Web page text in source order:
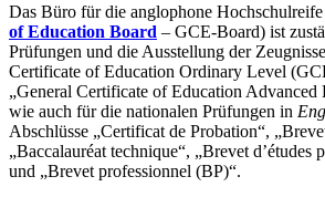
Das Büro für die anglophone
of Education Board – GCE-Board) ist
Prüfungen und die Ausstellung der
Certificate of Education Ordinary Level
„General Certificate of Education
wie auch für die nationalen Prüfungen in
Abschlüsse „Certificat de Probation“,
„Baccalauréat technique“, „Brevet d’études
und „Brevet professionnel (BP)“.